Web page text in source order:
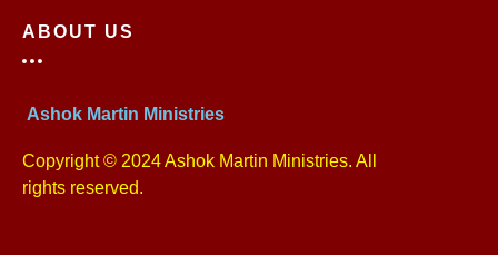
ABOUT US
Ashok Martin Ministries
Copyright © 2024 Ashok Martin Ministries. All
rights reserved.